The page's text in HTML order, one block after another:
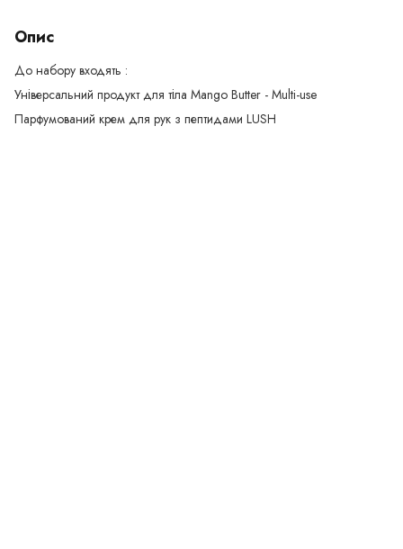
Опис
До набору входять :
Універсальний продукт для тіла Mango Butter - Multi-use
Парфумований крем для рук з пептидами LUSH